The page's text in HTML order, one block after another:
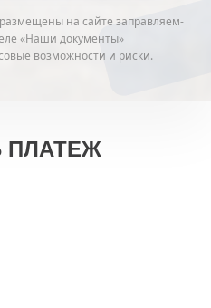
на сайте заправляем-
«Наши документы»
возможности и риски.
ПЛАТЕЖ